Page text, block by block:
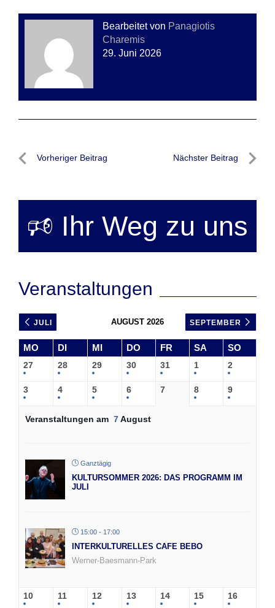
Bearbeitet von Panagiotis
Charemis
29. Juni 2026
Beitragsnavigation
Vorheriger Beitrag Nächster Beitrag
🕫 Ihr Weg zu uns
Veranstaltungen
JULI AUGUST 2026 SEPTEMBER
MO DI MI DO FR SA SO
27 28 29 30 31 1 2
3 4 5 6 7 8 9
Veranstaltungen am 7August
Ganztägig
KULTURSOMMER 2026: DAS PROGRAMM IM
JULI
15:00 - 17:00
INTERKULTURELLES CAFE BEBO
Werner-Baesmann-Park
10 11 12 13 14 15 16